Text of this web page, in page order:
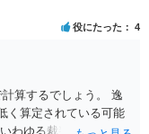
役にたった 4
算するでしょう。 逸
く算定されている可能
わゆる裁判基準程度の